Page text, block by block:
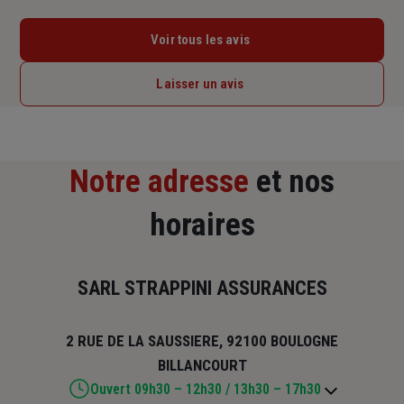
Voir tous les avis
Laisser un avis
Notre adresse et nos
horaires
SARL STRAPPINI ASSURANCES
2 RUE DE LA SAUSSIERE, 92100 BOULOGNE
BILLANCOURT
Ouvert 09h30 – 12h30 / 13h30 – 17h30